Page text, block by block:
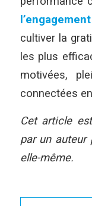
cultiver la
les plus
motivées,
connectées
Cet article
par un auteur
elle-même.